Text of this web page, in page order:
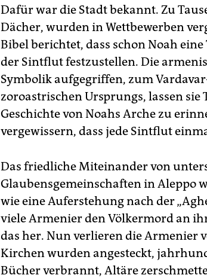
Dafür war die Stadt bekannt. Zu
Dächer, wurden in Wettbewerben
Bibel berichtet, dass schon Noah
der Sintflut festzustellen. Die
Symbolik aufgegriffen, zum
zoroastrischen Ursprungs, lassen
Geschichte von Noahs Arche zu
vergewissern, dass jede Sintflut
Das friedliche Miteinander von
Glaubensgemeinschaften in Aleppo
wie eine Auferstehung nach der
viele Armenier den Völkermord an
das her. Nun verlieren die Armenier
Kirchen wurden angesteckt,
Bücher verbrannt, Altäre